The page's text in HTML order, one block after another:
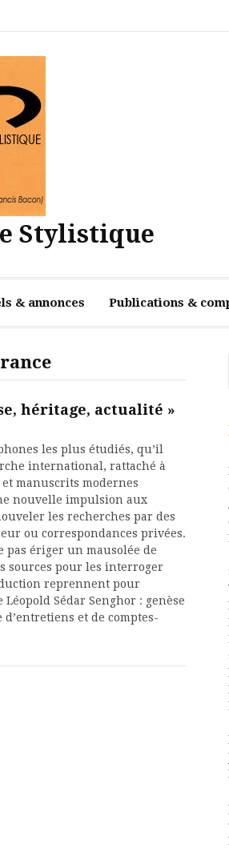
Stylistique
& annonces Publications &
héritage, actualité »
les plus étudiés, qu’il
international, rattaché à
manuscrits modernes
nouvelle impulsion aux
les recherches par des
ou correspondances privées.
ériger un mausolée de
sources pour les interroger
reprennent pour
Sédar Senghor : genèse
et de comptes-